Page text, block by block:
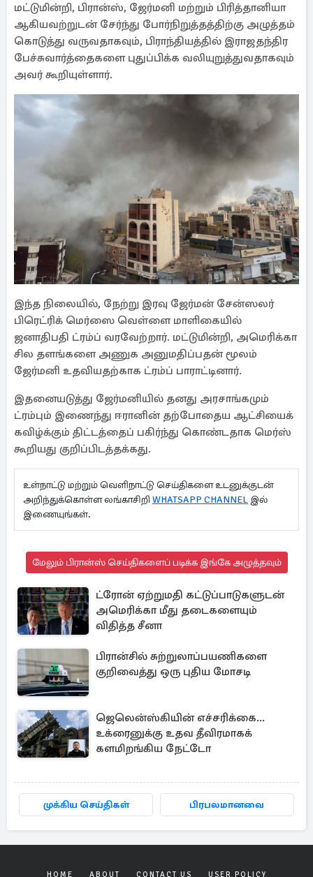
மட்டுமின்றி, பிரான்ஸ், ஜேர்மனி மற்றும் பிரித்தானியா
ஆகியவற்றுடன் சேர்ந்து போர்நிறுத்தத்திற்கு அழுத்தம்
கொடுத்து வருவதாகவும், பிராந்தியத்தில் இராஜதந்திர
பேச்சுவார்த்தைகளை புதுப்பிக்க வலியுறுத்துவதாகவும்
அவர் கூறியுள்ளார்.
இந்த நிலையில், நேற்று இரவு ஜேர்மன் சேன்ஸலர்
பிரெட்ரிக் மெர்ஸை வெள்ளை மாளிகையில்
ஜனாதிபதி ட்ரம்ப் வரவேற்றார். மட்டுமின்றி, அமெரிக்கா
சில தளங்களை அணுக அனுமதிப்பதன் மூலம்
ஜேர்மனி உதவியதற்காக ட்ரம்ப் பாராட்டினார்.
இதனையடுத்து ஜேர்மனியில் தனது அரசாங்கமும்
ட்ரம்பும் இணைந்து ஈரானின் தற்போதைய ஆட்சியைக்
கவிழ்க்கும் திட்டத்தைப் பகிர்ந்து கொண்டதாக மெர்ஸ்
கூறியது குறிப்பிடத்தக்கது.
உள்நாட்டு மற்றும் வெளிநாட்டு செய்திகளை உடனுக்குடன்
அறிந்துக்கொள்ள லங்காசிறி WHATSAPP CHANNEL இல்
இணையுங்கள்.
மேலும் பிரான்ஸ் செய்திகளைப் படிக்க இங்கே அழுத்தவும்
ட்ரோன் ஏற்றுமதி கட்டுப்பாடுகளுடன்
அமெரிக்கா மீது தடைகளையும்
விதித்த சீனா
பிரான்சில் சுற்றுலாப்பயணிகளை
குறிவைத்து ஒரு புதிய மோசடி
ஜெலென்ஸ்கியின் எச்சரிக்கை...
உக்ரைனுக்கு உதவ தீவிரமாகக்
களமிறங்கிய நேட்டோ
முக்கிய செய்திகள் பிரபலமானவை
HOME ABOUT CONTACT US USER POLICY